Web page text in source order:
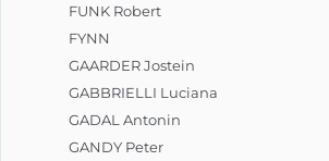
FUNK Robert
FYNN
GAARDER Jostein
GABBRIELLI Luciana
GADAL Antonin
GANDY Peter